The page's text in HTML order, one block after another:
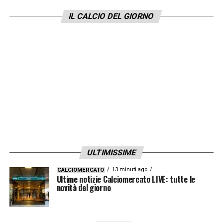
Dzeko e la società ora sta valutando. Da
giovedì non ho voluto parlare di mercato
completeremo».
LA PLAYLIST DELLE NOSTRE TOP NEWS
IL CALCIO DEL GIORNO
ULTIMISSIME
CALCIOMERCATO 13 minuti ago
Ultime notizie Calciomercato LIVE: tutte le
novità del giorno